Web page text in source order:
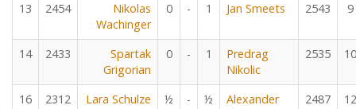
13 2454
Nikolas
Wachinger
0 - 1 Jan Smeets 2543 9
14 2433
Spartak
Grigorian
0 - 1
Predrag
Nikolic
2535 10
16 2312 Lara Schulze ½ - ½
Alexander
2487 12